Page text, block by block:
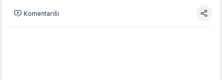
Komentariši